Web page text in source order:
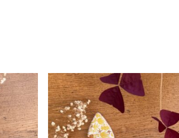
Ce
produit
a
plusieurs
variations.